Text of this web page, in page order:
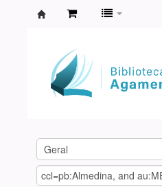
Agamenon
Magalhães